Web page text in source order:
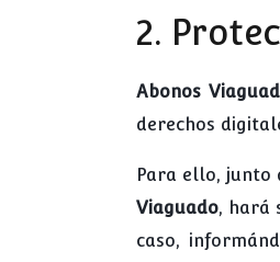
2.
Abonos
derechos
Para ello, junto
Viaguado, hará
caso,